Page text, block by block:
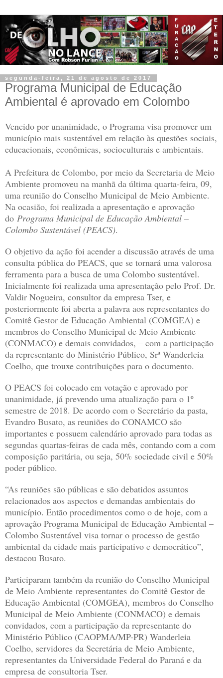
segunda-feira, 21 de agosto de 2017
Programa Municipal de Educação
Ambiental é aprovado em Colombo
Vencido por unanimidade, o Programa visa promover um
município mais sustentável em relação às questões sociais,
educacionais, econômicas, socioculturais e ambientais.
A Prefeitura de Colombo, por meio da Secretaria de Meio
Ambiente promoveu na manhã da última quarta-feira, 09,
uma reunião do Conselho Municipal de Meio Ambiente.
Na ocasião, foi realizada a apresentação e aprovação
do Programa Municipal de Educação Ambiental –
Colombo Sustentável (PEACS).
O objetivo da ação foi acender a discussão através de uma
consulta pública do PEACS, que se tornará uma valorosa
ferramenta para a busca de uma Colombo sustentável.
Inicialmente foi realizada uma apresentação pelo Prof. Dr.
Valdir Nogueira, consultor da empresa Tser, e
posteriormente foi aberta a palavra aos representantes do
Comitê Gestor de Educação Ambiental (COMGEA) e
membros do Conselho Municipal de Meio Ambiente
(CONMACO) e demais convidados, – com a participação
da representante do Ministério Público, Srª Wanderleia
Coelho, que trouxe contribuições para o documento.
O PEACS foi colocado em votação e aprovado por
unanimidade, já prevendo uma atualização para o 1º
semestre de 2018. De acordo com o Secretário da pasta,
Evandro Busato, as reuniões do CONAMCO são
importantes e possuem calendário aprovado para todas as
segundas quartas-feiras de cada mês, contando com a com
composição paritária, ou seja, 50% sociedade civil e 50%
poder público.
“As reuniões são públicas e são debatidos assuntos
relacionados aos aspectos e demandas ambientais do
município. Então procedimentos como o de hoje, com a
aprovação Programa Municipal de Educação Ambiental –
Colombo Sustentável visa tornar o processo de gestão
ambiental da cidade mais participativo e democrático”,
destacou Busato.
Participaram também da reunião do Conselho Municipal
de Meio Ambiente representantes do Comitê Gestor de
Educação Ambiental (COMGEA), membros do Conselho
Municipal de Meio Ambiente (CONMACO) e demais
convidados, com a participação da representante do
Ministério Público (CAOPMA/MP-PR) Wanderleia
Coelho, servidores da Secretária de Meio Ambiente,
representantes da Universidade Federal do Paraná e da
empresa de consultoria Tser.